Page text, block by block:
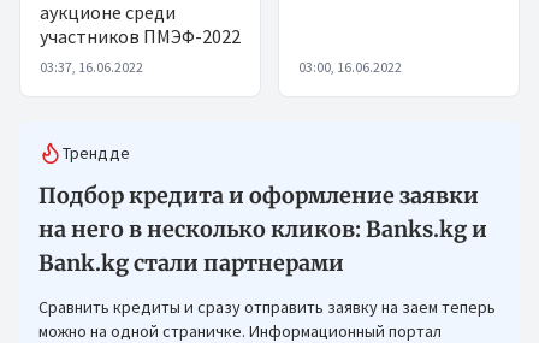
аукционе среди
участников ПМЭФ-2022
03:37, 16.06.2022 03:00, 16.06.2022
Трендде
Подбор кредита и оформление заявки
на него в несколько кликов: Banks.kg и
Bank.kg стали партнерами
Сравнить кредиты и сразу отправить заявку на заем теперь
можно на одной страничке. Информационный портал